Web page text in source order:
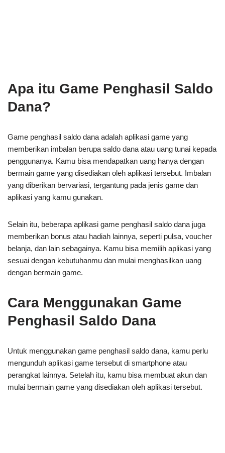
Apa itu Game Penghasil Saldo
Dana?
Game penghasil saldo dana adalah aplikasi game yang
memberikan imbalan berupa saldo dana atau uang tunai kepada
penggunanya. Kamu bisa mendapatkan uang hanya dengan
bermain game yang disediakan oleh aplikasi tersebut. Imbalan
yang diberikan bervariasi, tergantung pada jenis game dan
aplikasi yang kamu gunakan.
Selain itu, beberapa aplikasi game penghasil saldo dana juga
memberikan bonus atau hadiah lainnya, seperti pulsa, voucher
belanja, dan lain sebagainya. Kamu bisa memilih aplikasi yang
sesuai dengan kebutuhanmu dan mulai menghasilkan uang
dengan bermain game.
Cara Menggunakan Game
Penghasil Saldo Dana
Untuk menggunakan game penghasil saldo dana, kamu perlu
mengunduh aplikasi game tersebut di smartphone atau
perangkat lainnya. Setelah itu, kamu bisa membuat akun dan
mulai bermain game yang disediakan oleh aplikasi tersebut.